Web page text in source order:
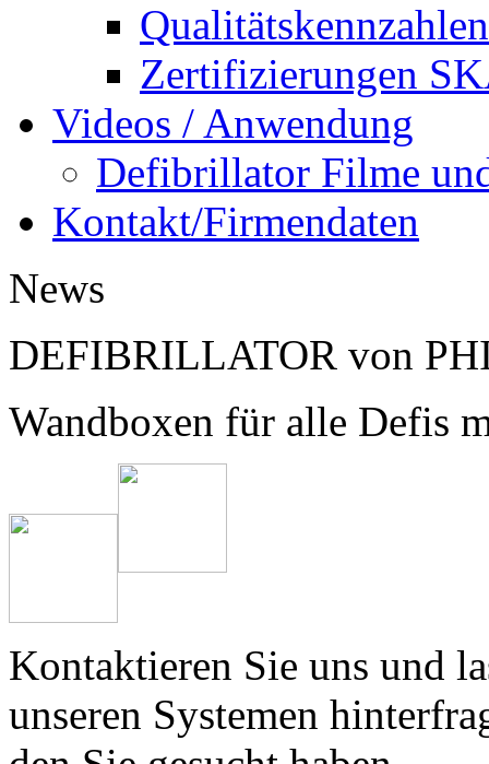
Zertifizierungen
Videos / Anwendung
Defibrillator Filme
Kontakt/Firmendaten
News
DEFIBRILLATOR von
Wandboxen für alle Defis
Kontaktieren Sie uns und
unseren Systemen